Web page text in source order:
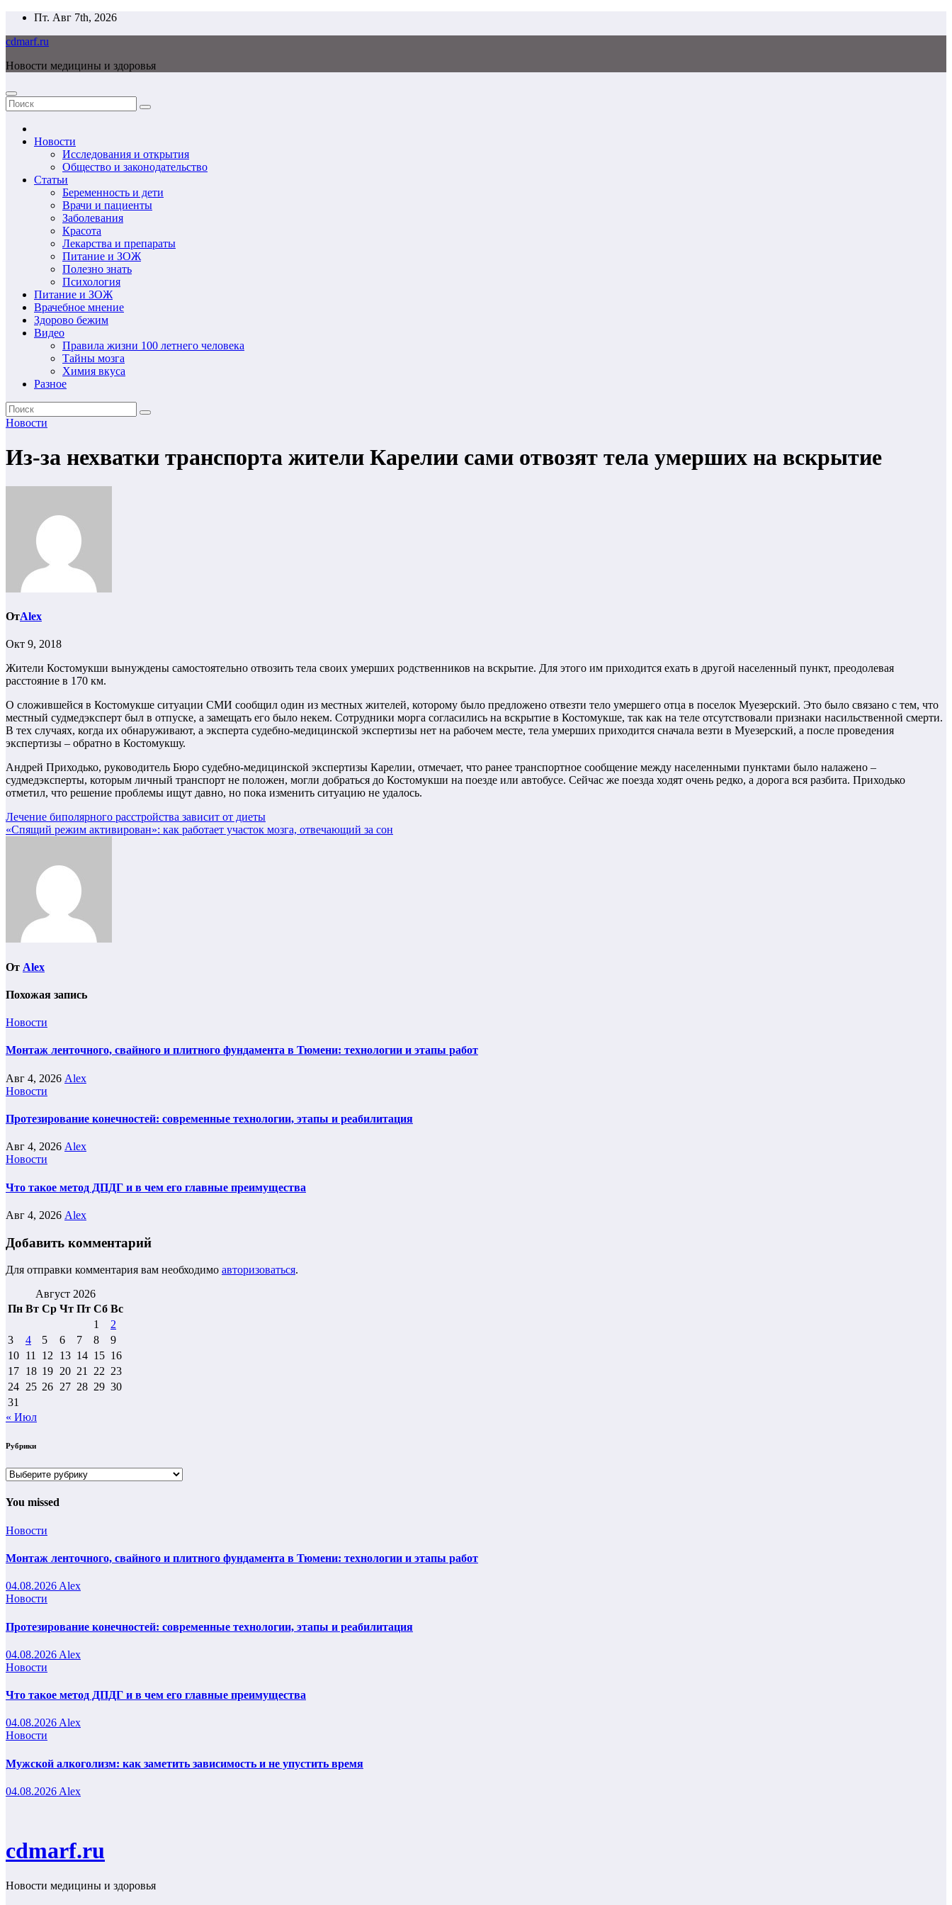
Перейти
содержимому
Пт. Авг 7th, 2026
cdmarf.ru
Новости медицины и здоровья
Новости
Исследования и открытия
Общество и законодательство
Статьи
Беременность и дети
Врачи и пациенты
Заболевания
Красота
Лекарства и препараты
Питание и ЗОЖ
Полезно знать
Психология
Питание и ЗОЖ
Врачебное мнение
Здорово бежим
Видео
Правила жизни 100 летнего человека
Тайны мозга
Химия вкуса
Разное
Новости
Из-за нехватки транспорта жители Карелии сами отвозят тела умерших на вскрытие
ОтAlex
Окт 9, 2018
Жители Костомукши вынуждены самостоятельно отвозить тела своих умерших родственников на вскрытие. Для этого им приходится ехать в другой населенный пункт, преодолевая
расстояние в 170 км.
О сложившейся в Костомукше ситуации СМИ сообщил один из местных жителей, которому было предложено отвезти тело умершего отца в поселок Муезерский. Это было связано с тем, что
местный судмедэксперт был в отпуске, а замещать его было некем. Сотрудники морга согласились на вскрытие в Костомукше, так как на теле отсутствовали признаки насильственной смерти.
В тех случаях, когда их обнаруживают, а эксперта судебно-медицинской экспертизы нет на рабочем месте, тела умерших приходится сначала везти в Муезерский, а после проведения
экспертизы – обратно в Костомукшу.
Андрей Приходько, руководитель Бюро судебно-медицинской экспертизы Карелии, отмечает, что ранее транспортное сообщение между населенными пунктами было налажено –
судмедэксперты, которым личный транспорт не положен, могли добраться до Костомукши на поезде или автобусе. Сейчас же поезда ходят очень редко, а дорога вся разбита. Приходько
отметил, что решение проблемы ищут давно, но пока изменить ситуацию не удалось.
Навигация
по
Лечение биполярного расстройства зависит от диеты
«Спящий режим активирован»: как работает участок мозга, отвечающий за сон
От Alex
Похожая запись
Новости
Монтаж ленточного, свайного и плитного фундамента в Тюмени: технологии и этапы работ
Авг 4, 2026 Alex
Новости
Протезирование конечностей: современные технологии, этапы и реабилитация
Авг 4, 2026 Alex
Новости
Что такое метод ДПДГ и в чем его главные преимущества
Авг 4, 2026 Alex
Добавить комментарий
Для отправки комментария вам необходимо авторизоваться.
Август 2026
Пн Вт Ср Чт Пт Сб Вс
1
2
3
4 5 6 7 8
9
10 11 12 13 14 15 16
17 18 19 20 21 22 23
24 25 26 27 28 29 30
31
« Июл
Рубрики
Рубрики
You missed
Новости
Монтаж ленточного, свайного и плитного фундамента в Тюмени: технологии и этапы работ
04.08.2026 Alex
Новости
Протезирование конечностей: современные технологии, этапы и реабилитация
04.08.2026 Alex
Новости
Что такое метод ДПДГ и в чем его главные преимущества
04.08.2026 Alex
Новости
Мужской алкоголизм: как заметить зависимость и не упустить время
04.08.2026 Alex
cdmarf.ru
Новости медицины и здоровья